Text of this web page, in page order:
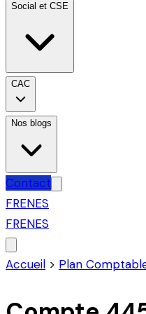
Social et CSE
CAC
Nos blogs
Contact
FRENES
FRENES
Accueil > Plan